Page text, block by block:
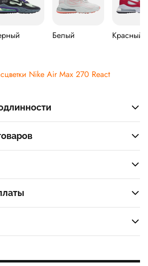
Белый Красный
Nike Air Max 270 React